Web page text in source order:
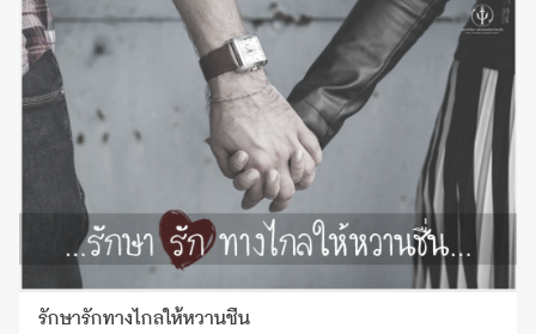
รักษารักทางไกลให้หวานชื่น